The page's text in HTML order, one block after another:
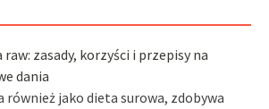
raw: zasady, korzyści i przepisy na
dania
również jako dieta surowa, zdobywa